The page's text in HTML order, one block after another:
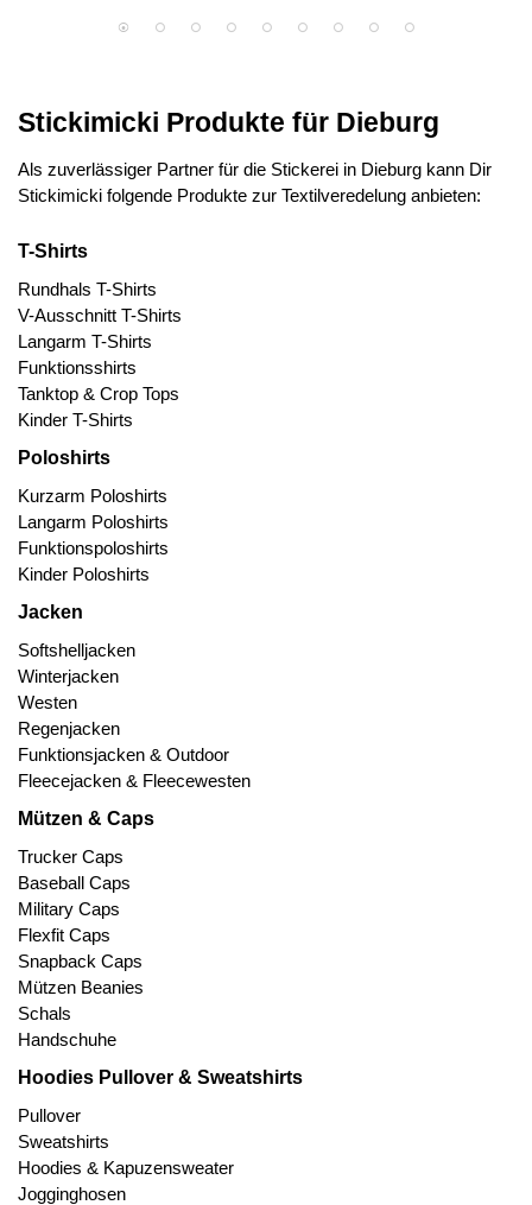
Stickimicki Produkte für Dieburg
Als zuverlässiger Partner für die Stickerei in Dieburg kann Dir
Stickimicki folgende Produkte zur Textilveredelung anbieten:
T-Shirts
Rundhals T-Shirts
V-Ausschnitt T-Shirts
Langarm T-Shirts
Funktionsshirts
Tanktop & Crop Tops
Kinder T-Shirts
Poloshirts
Kurzarm Poloshirts
Langarm Poloshirts
Funktionspoloshirts
Kinder Poloshirts
Jacken
Softshelljacken
Winterjacken
Westen
Regenjacken
Funktionsjacken & Outdoor
Fleecejacken & Fleecewesten
Mützen & Caps
Trucker Caps
Baseball Caps
Military Caps
Flexfit Caps
Snapback Caps
Mützen Beanies
Schals
Handschuhe
Hoodies Pullover & Sweatshirts
Pullover
Sweatshirts
Hoodies & Kapuzensweater
Jogginghosen